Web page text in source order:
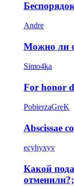
Andre
Можно ли
Simo4ka
For honor
PobierzaGreK
Abscissae
ecyhyxyv
Какой